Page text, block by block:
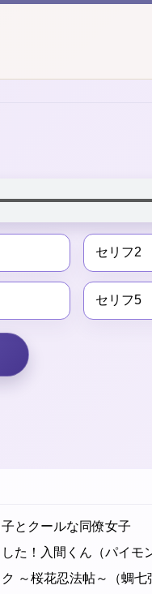
セリフ2
セリフ5
とクールな同僚女子
た！入間くん（パイモ
～桜花忍法帖～（蜩七